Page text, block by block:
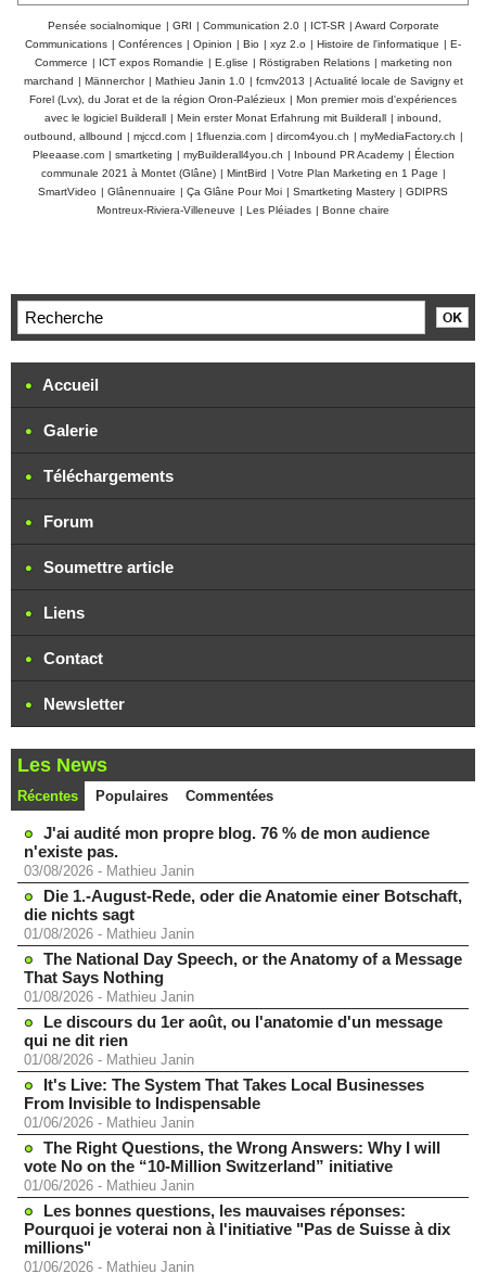
Pensée socialnomique | GRI | Communication 2.0 | ICT-SR | Award Corporate
Communications | Conférences | Opinion | Bio | xyz 2.o | Histoire de l'informatique | E-
Commerce | ICT expos Romandie | E.glise | Röstigraben Relations | marketing non
marchand | Männerchor | Mathieu Janin 1.0 | fcmv2013 | Actualité locale de Savigny et
Forel (Lvx), du Jorat et de la région Oron-Palézieux | Mon premier mois d'expériences
avec le logiciel Builderall | Mein erster Monat Erfahrung mit Builderall | inbound,
outbound, allbound | mjccd.com | 1fluenzia.com | dircom4you.ch | myMediaFactory.ch |
Pleeaase.com | smartketing | myBuilderall4you.ch | Inbound PR Academy | Élection
communale 2021 à Montet (Glâne) | MintBird | Votre Plan Marketing en 1 Page |
SmartVideo | Glânennuaire | Ça Glâne Pour Moi | Smartketing Mastery | GDIPRS
Montreux-Riviera-Villeneuve | Les Pléiades | Bonne chaire
Accueil
Galerie
Téléchargements
Forum
Soumettre article
Liens
Contact
Newsletter
Les News
Récentes Populaires Commentées
J'ai audité mon propre blog. 76 % de mon audience
n'existe pas.
03/08/2026 - Mathieu Janin
Die 1.-August-Rede, oder die Anatomie einer Botschaft,
die nichts sagt
01/08/2026 - Mathieu Janin
The National Day Speech, or the Anatomy of a Message
That Says Nothing
01/08/2026 - Mathieu Janin
Le discours du 1er août, ou l'anatomie d'un message
qui ne dit rien
01/08/2026 - Mathieu Janin
It's Live: The System That Takes Local Businesses
From Invisible to Indispensable
01/06/2026 - Mathieu Janin
The Right Questions, the Wrong Answers: Why I will
vote No on the “10-Million Switzerland” initiative
01/06/2026 - Mathieu Janin
Les bonnes questions, les mauvaises réponses:
Pourquoi je voterai non à l'initiative "Pas de Suisse à dix
millions"
01/06/2026 - Mathieu Janin